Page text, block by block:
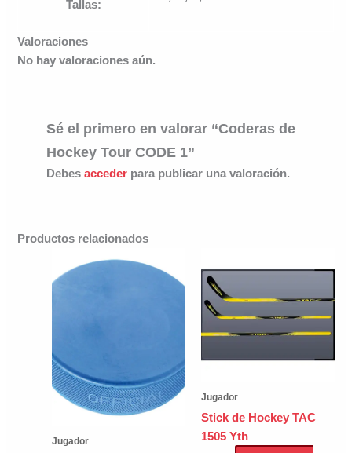
Tallas:
Valoraciones
No hay valoraciones aún.
Sé el primero en valorar “Coderas de
Hockey Tour CODE 1”
Debes accederpara publicar una valoración.
Productos relacionados
Jugador
Jugador
Stick de Hockey TAC
1505 Yth